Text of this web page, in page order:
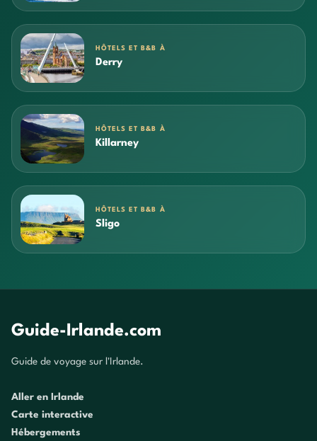
HÔTELS ET B&B À
Derry
HÔTELS ET B&B À
Killarney
HÔTELS ET B&B À
Sligo
Guide-Irlande.com
Guide de voyage sur l'Irlande.
Aller en Irlande
Carte interactive
Hébergements